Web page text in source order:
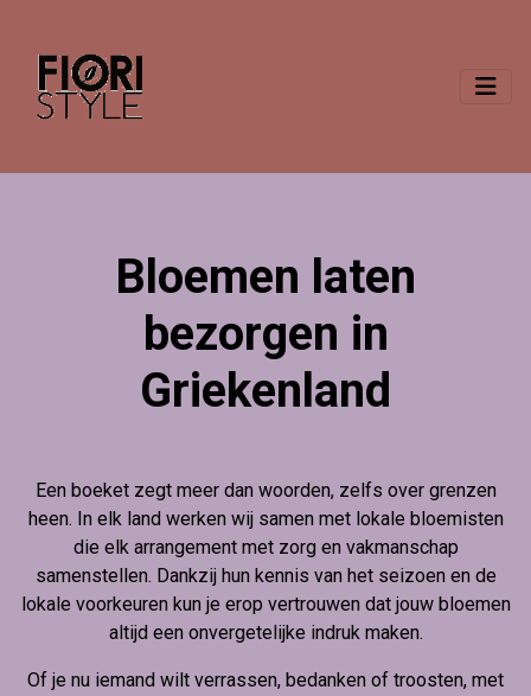
Bloemen laten
bezorgen in
Griekenland
Een boeket zegt meer dan woorden, zelfs over grenzen
heen. In elk land werken wij samen met lokale bloemisten
die elk arrangement met zorg en vakmanschap
samenstellen. Dankzij hun kennis van het seizoen en de
lokale voorkeuren kun je erop vertrouwen dat jouw bloemen
altijd een onvergetelijke indruk maken.
Of je nu iemand wilt verrassen, bedanken of troosten, met